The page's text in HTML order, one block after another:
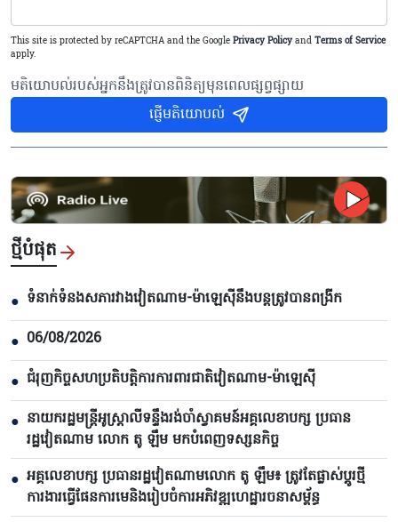
This site is protected by reCAPTCHA and the Google Privacy Policy and Terms of Service
apply.
មតិយោបល់របស់អ្នកនឹងត្រូវបានពិនិត្យមុនពេលផ្សព្វផ្សាយ
ផ្ញើមតិយោបល់
ថ្មីបំផុត
● ទំនាក់ទំនងសភារវាងវៀតណាម-ម៉ាឡេស៊ីនឹងបន្តត្រូវបានពង្រីក
● 06/08/2026
● ជំរុញកិច្ចសហប្រតិបត្តិការការពារជាតិវៀតណាម-ម៉ាឡេស៊ី
● នាយករដ្ឋមន្ត្រីអូស្ត្រាលីទន្ទឹងរង់ចាំស្វាគមន៍អគ្គលេខាបក្ស ប្រធាន
រដ្ឋវៀតណាម លោក តូ ឡឹម មកបំពេញទស្សនកិច្ច
● អគ្គលេខាបក្ស ប្រធានរដ្ឋវៀតណាមលោក តូ ឡឹម៖ ត្រូវតែផ្លាស់ប្ដូរថ្មី
ការងារធ្វើផែនការមេនិងរៀបចំការអភិវឌ្ឍហេដ្ឋារចនាសម្ព័ន្ធ